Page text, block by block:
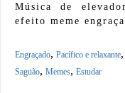
Música de
efeito meme
Engraçado, Pacífico e relaxante,
Saguão, Memes, Estudar